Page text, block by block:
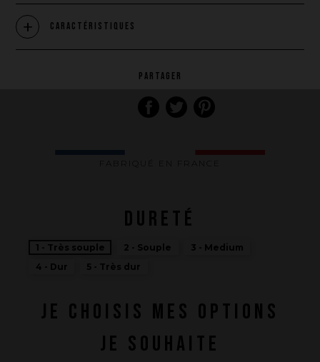
Une histoire d'innovations - Saison 2 : PUSH YOUR LIMITS
Caractéristiques
PARTAGER
FABRIQUÉ EN FRANCE
JE CHOISIS MES OPTIONS
JE SOUHAITE
DURETÉ
1 - Très souple 2 - Souple
3 - Medium
4 - Dur
5 - Très dur